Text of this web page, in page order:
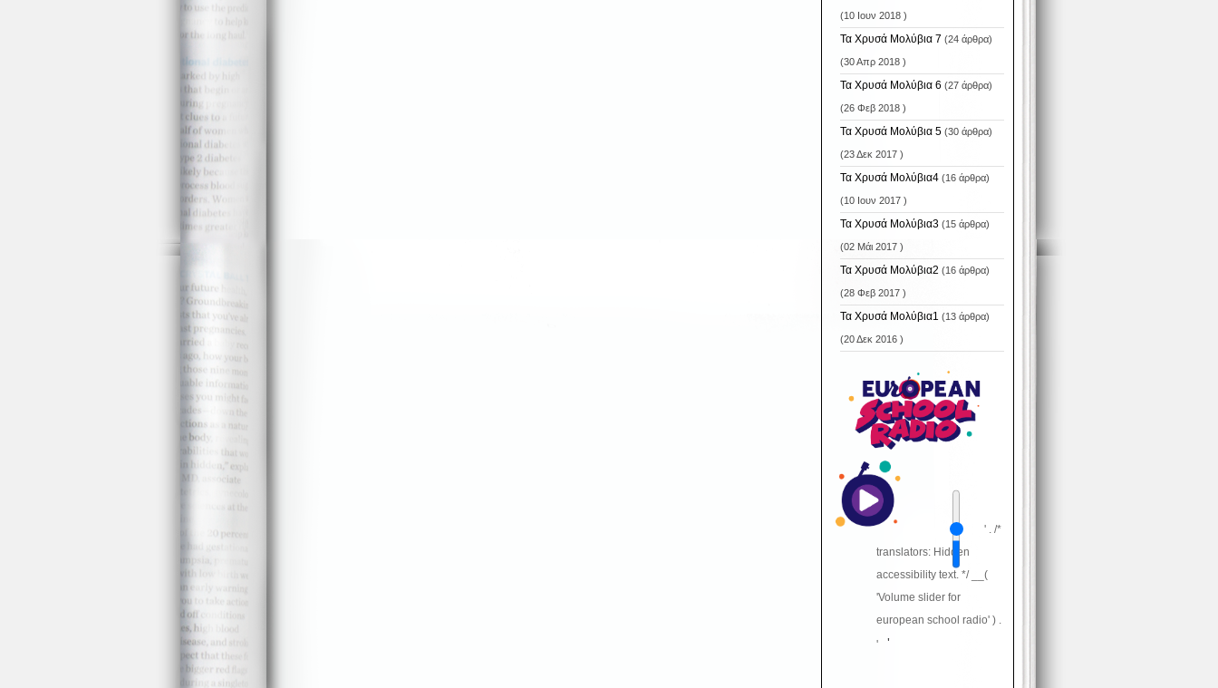
(10 Ιουν 2018 )
Τα Χρυσά Μολύβια 7 (24 άρθρα)
(30 Απρ 2018 )
Τα Χρυσά Μολύβια 6 (27 άρθρα)
(26 Φεβ 2018 )
Τα Χρυσά Μολύβια 5(30 άρθρα)
(23 Δεκ 2017 )
Τα Χρυσά Μολύβια4(16 άρθρα)
(10 Ιουν 2017 )
Τα Χρυσά Μολύβια3(15 άρθρα)
(02 Μάι 2017 )
Τα Χρυσά Μολύβια2 (16 άρθρα)
(28 Φεβ 2017 )
Τα Χρυσά Μολύβια1 (13 άρθρα)
(20 Δεκ 2016 )
' . /*
translators: Hidden
accessibility text. */ __(
'Volume slider for
european school radio' ) .
'
'